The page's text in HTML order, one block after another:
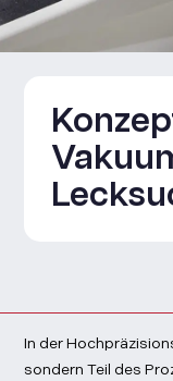
In der
sondern Teil des